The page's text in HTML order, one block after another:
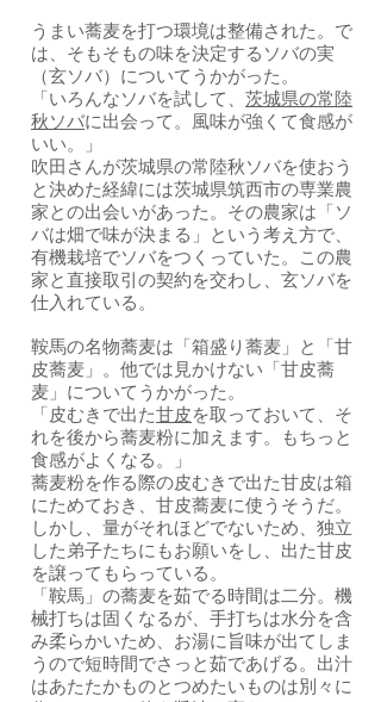
うまい蕎麦を打つ環境は整備された。で
は、そもそもの味を決定するソバの実
（玄ソバ）についてうかがった。
「いろんなソバを試して、 茨城県の常陸
秋ソバに出会って。風味が強くて食感が
いい。」
吹田さんが茨城県の常陸秋ソバを使おう
と決めた経緯には茨城県筑西市の専業農
家との出会いがあった。その農家は「ソ
バは畑で味が決まる」という考え方で、
有機栽培でソバをつくっていた。この農
家と直接取引の契約を交わし、玄ソバを
仕入れている。
鞍馬の名物蕎麦は「箱盛り蕎麦」と「甘
皮蕎麦」。他では見かけない「甘皮蕎
麦」についてうかがった。
「皮むきで出た甘皮を取っておいて、そ
れを後から蕎麦粉に加えます。もちっと
食感がよくなる。」
蕎麦粉を作る際の皮むきで出た甘皮は箱
にためておき、甘皮蕎麦に使うそうだ。
しかし、量がそれほどでないため、独立
した弟子たちにもお願いをし、出た甘皮
を譲ってもらっている。
「鞍馬」の蕎麦を茹でる時間は二分。機
械打ちは固くなるが、手打ちは水分を含
み柔らかいため、お湯に旨味が出てしま
うので短時間でさっと茹であげる。出汁
はあたたかものとつめたいものは別々に